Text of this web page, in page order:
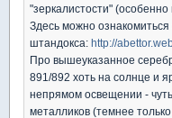
"зеркалистости" (особенно
Здесь можно
штандокса: http://
Про вышеуказанное
891/892 хоть на солнце и
непрямом освещении -
металликов (темнее